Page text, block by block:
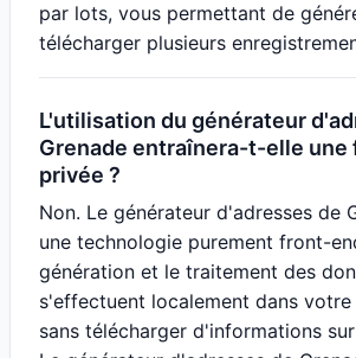
par lots, vous permettant de
télécharger plusieurs
L'utilisation du générateur
Grenade entraînera-t-elle une
privée ?
Non. Le générateur d'adresses de
une technologie purement front-
génération et le traitement des
s'effectuent localement dans
sans télécharger d'informations